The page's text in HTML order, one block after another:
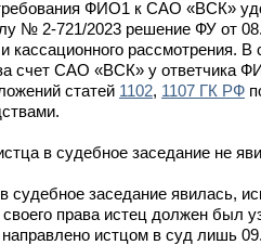
ФИО1 к САО «ВСК»
№ 2-721/2023 решение ФУ от
кассационного рассмотрения.
счет САО «ВСК» у ответчика
статей 1102, 1107 ГК РФ
в судебное заседание не
заседание явилась,
права истец должен был
истцом в суд лишь